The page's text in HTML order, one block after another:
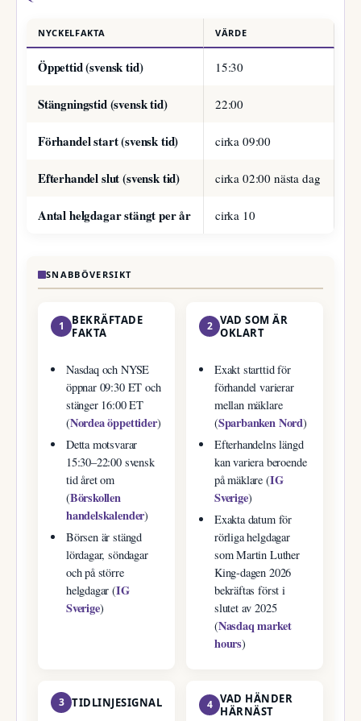
NYCKELFAKTA VÄRDE
Öppettid (svensk tid) 15:30
Stängningstid (svensk tid) 22:00
Förhandel start (svensk tid) cirka 09:00
Efterhandel slut (svensk tid) cirka 02:00 nästa dag
Antal helgdagar stängt per år cirka 10
SNABBÖVERSIKT
1
BEKRÄFTADE
FAKTA
Nasdaq och NYSE
öppnar 09:30 ET och
stänger 16:00 ET
(Nordea öppettider)
Detta motsvarar
15:30–22:00 svensk
tid året om
(Börskollen
handelskalender)
Börsen är stängd
lördagar, söndagar
och på större
helgdagar (IG
Sverige)
2 VAD SOM ÄR
OKLART
Exakt starttid för
förhandel varierar
mellan mäklare
(Sparbanken Nord)
Efterhandelns längd
kan variera beroende
på mäklare (IG
Sverige)
Exakta datum för
rörliga helgdagar
som Martin Luther
King-dagen 2026
bekräftas först i
slutet av 2025
(Nasdaq market
hours)
3 TIDLINJESIGNAL 4 VAD HÄNDER
HÄRNÄST